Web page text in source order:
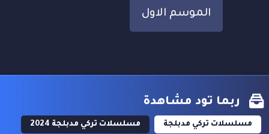
الموسم الاول
ربما تود مشاهدة
مسلسلات تركي مدبلجة مسلسلات تركي مدبلجة 2024